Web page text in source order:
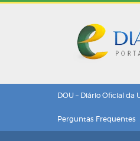
DOU – Diário Oficial da
Perguntas Frequentes